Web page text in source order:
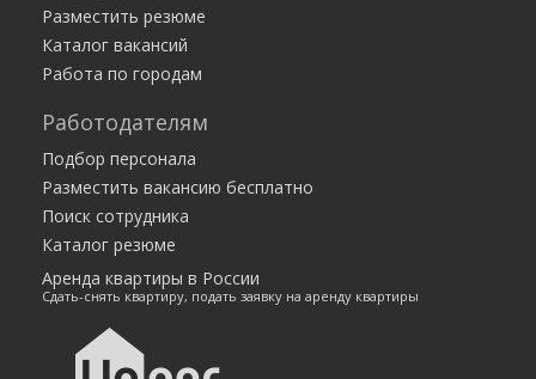
Разместить резюме
Каталог вакансий
Работа по городам
Работодателям
Подбор персонала
Разместить вакансию бесплатно
Поиск сотрудника
Каталог резюме
Аренда квартиры в России
Сдать-снять квартиру, подать заявку на аренду квартиры